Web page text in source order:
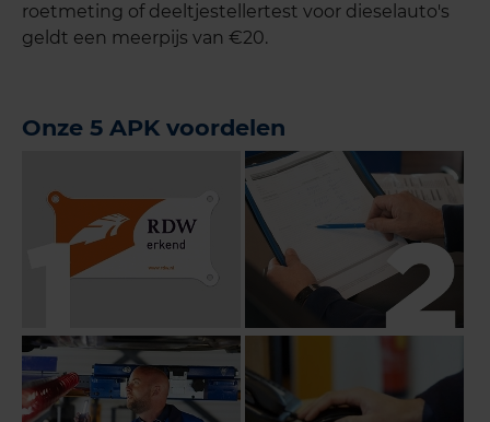
roetmeting of deeltjestellertest voor dieselauto's
geldt een meerpijs van €20.
Onze 5 APK voordelen